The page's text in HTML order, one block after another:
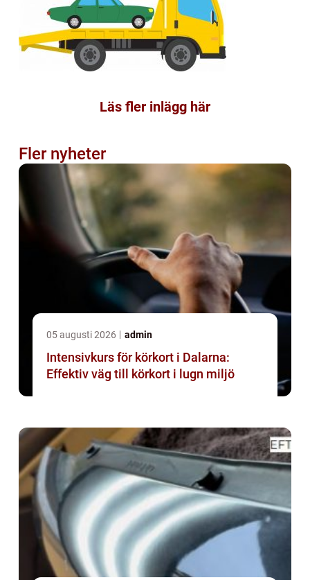
Läs fler inlägg här
Fler nyheter
05 augusti 2026 admin
Intensivkurs för körkort i Dalarna:
Effektiv väg till körkort i lugn miljö